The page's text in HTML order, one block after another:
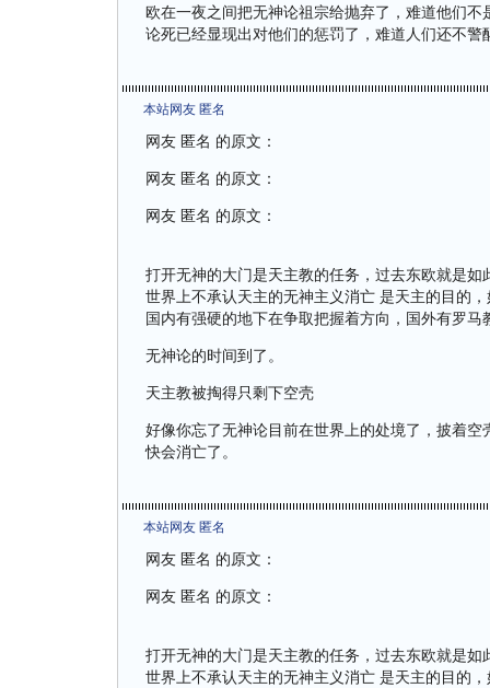
欧在一夜之间把无神论祖宗给抛弃了，难道他们
论死已经显现出对他们的惩罚了，难道人们还不
本站网友 匿名
网友 匿名 的原文：
网友 匿名 的原文：
网友 匿名 的原文：
打开无神的大门是天主教的任务，过去东欧就是
世界上不承认天主的无神主义消亡 是天主的目的
国内有强硬的地下在争取把握着方向，国外有罗
无神论的时间到了。
天主教被掏得只剩下空壳
好像你忘了无神论目前在世界上的处境了，披着
快会消亡了。
本站网友 匿名
网友 匿名 的原文：
网友 匿名 的原文：
打开无神的大门是天主教的任务，过去东欧就是
世界上不承认天主的无神主义消亡 是天主的目的